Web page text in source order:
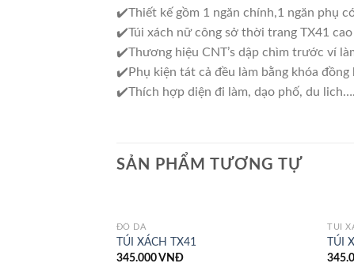
✔️Thiết kế gồm 1 ngăn chính,1 ngăn phụ
✔️Túi xách nữ công sở thời trang TX41
✔️Thương hiệu CNT’s dập chìm trước ví
✔️Phụ kiện tát cả đều làm bằng khóa
✔️Thích hợp diện đi làm, dạo phố, du
SẢN PHẨM TƯƠNG TỰ
ĐỒ DA
TÚI XÁCH TX41
345.000VNĐ
TÚI
TÚI